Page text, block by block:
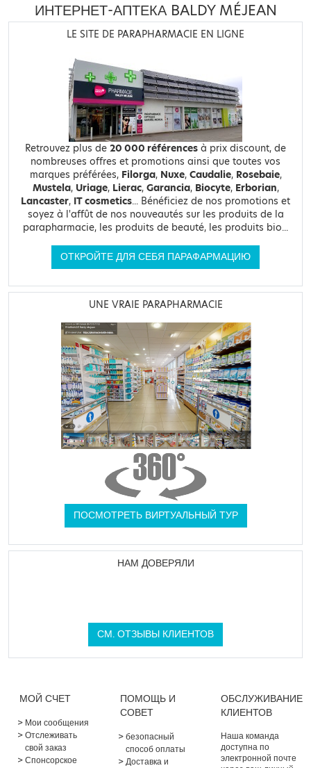
ИНТЕРНЕТ-АПТЕКА BALDY MÉJEAN
LE SITE DE PARAPHARMACIE EN LIGNE
Retrouvez plus de 20 000 références à prix discount, de
nombreuses offres et promotions ainsi que toutes vos
marques préférées, Filorga, Nuxe, Caudalie, Rosebaie,
Mustela, Uriage, Lierac, Garancia, Biocyte, Erborian,
Lancaster, IT cosmetics... Bénéficiez de nos promotions et
soyez à l'affût de nos nouveautés sur les produits de la
parapharmacie, les produits de beauté, les produits bio...
ОТКРОЙТЕ ДЛЯ СЕБЯ ПАРАФАРМАЦИЮ
UNE VRAIE PARAPHARMACIE
ПОСМОТРЕТЬ ВИРТУАЛЬНЫЙ ТУР
НАМ ДОВЕРЯЛИ
СМ. ОТЗЫВЫ КЛИЕНТОВ
МОЙ СЧЕТ
Мои сообщения
Отслеживать
свой заказ
Спонсорское
ПОМОЩЬ И
СОВЕТ
безопасный
способ оплаты
Доставка и
ОБСЛУЖИВАНИЕ
КЛИЕНТОВ
Наша команда
доступна по
электронной почте